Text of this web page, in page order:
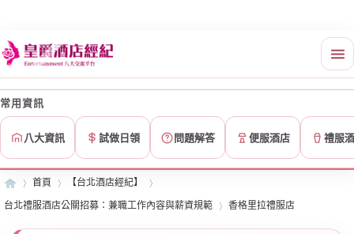
常用資訊
八大資訊 試做日領 問題解答 便服酒店 禮服
首頁 【台北酒店經紀】
台北禮服酒店公關招募：兼職工作內容與薪資規範 香格里拉禮服店